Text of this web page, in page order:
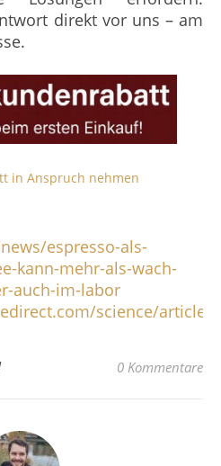
direkt vor uns – am
in Anspruch nehmen
espresso-als-
kann-mehr-als-wach-
auch-im-labor
science/article/
0 Kommentare